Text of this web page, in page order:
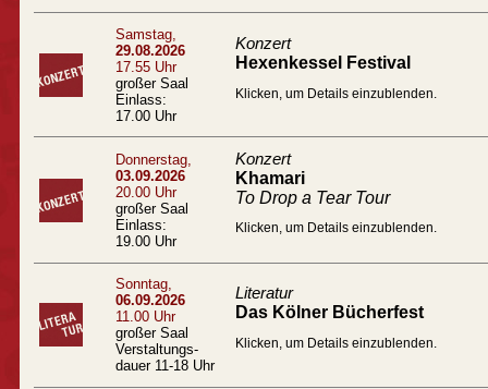
Samstag,
29.08.2026
17.55 Uhr
großer Saal
Einlass:
17.00 Uhr
Konzert
Hexenkessel Festival
Klicken, um Details einzublenden.
Donnerstag,
03.09.2026
20.00 Uhr
großer Saal
Einlass:
19.00 Uhr
Konzert
Khamari
To Drop a Tear Tour
Klicken, um Details einzublenden.
Sonntag,
06.09.2026
11.00 Uhr
großer Saal
Verstaltungs-
dauer 11-18 Uhr
Literatur
Das Kölner Bücherfest
Klicken, um Details einzublenden.